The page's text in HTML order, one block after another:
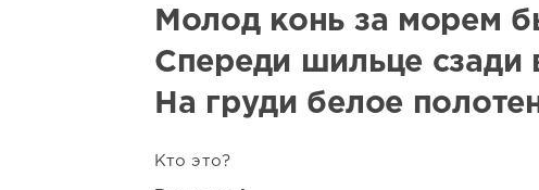
Молод конь за морем
Спереди шильце сзади
На груди белое
Кто это?